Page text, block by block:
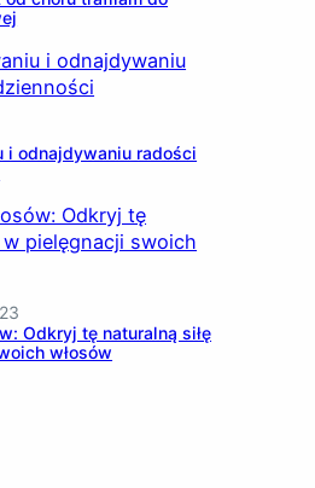
i odnajdywaniu radości
Odkryj tę naturalną siłę
włosów